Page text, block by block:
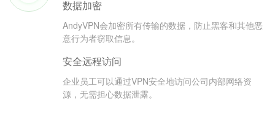
数据加密
AndyVPN会加密所有传输的数据，防止黑客和其他恶
意行为者窃取信息。
安全远程访问
企业员工可以通过VPN安全地访问公司内部网络资
源，无需担心数据泄露。